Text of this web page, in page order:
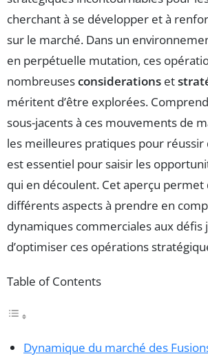
cherchant à se développer et à
sur le marché. Dans un
en perpétuelle mutation, ces
nombreusesconsiderations et
méritent d’être explorées.
sous-jacents à ces mouvements de
les meilleures pratiques pour réussir
est essentiel pour saisir les
qui en découlent. Cet aperçu permet
différents aspects à prendre en
dynamiques commerciales aux défis
d’optimiser ces opérations
Table of Contents
Dynamique du marché des